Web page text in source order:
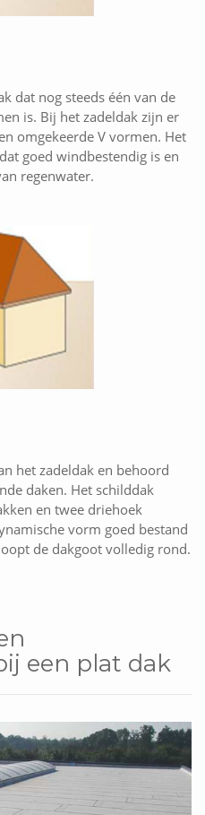
dat nog steeds één van de
is. Bij het zadeldak zijn er
omgekeerde V vormen. Het
goed windbestendig is en
regenwater.
het zadeldak en behoord
daken. Het schilddak
en twee driehoek
vorm goed bestand
de dakgoot volledig rond.
een plat dak